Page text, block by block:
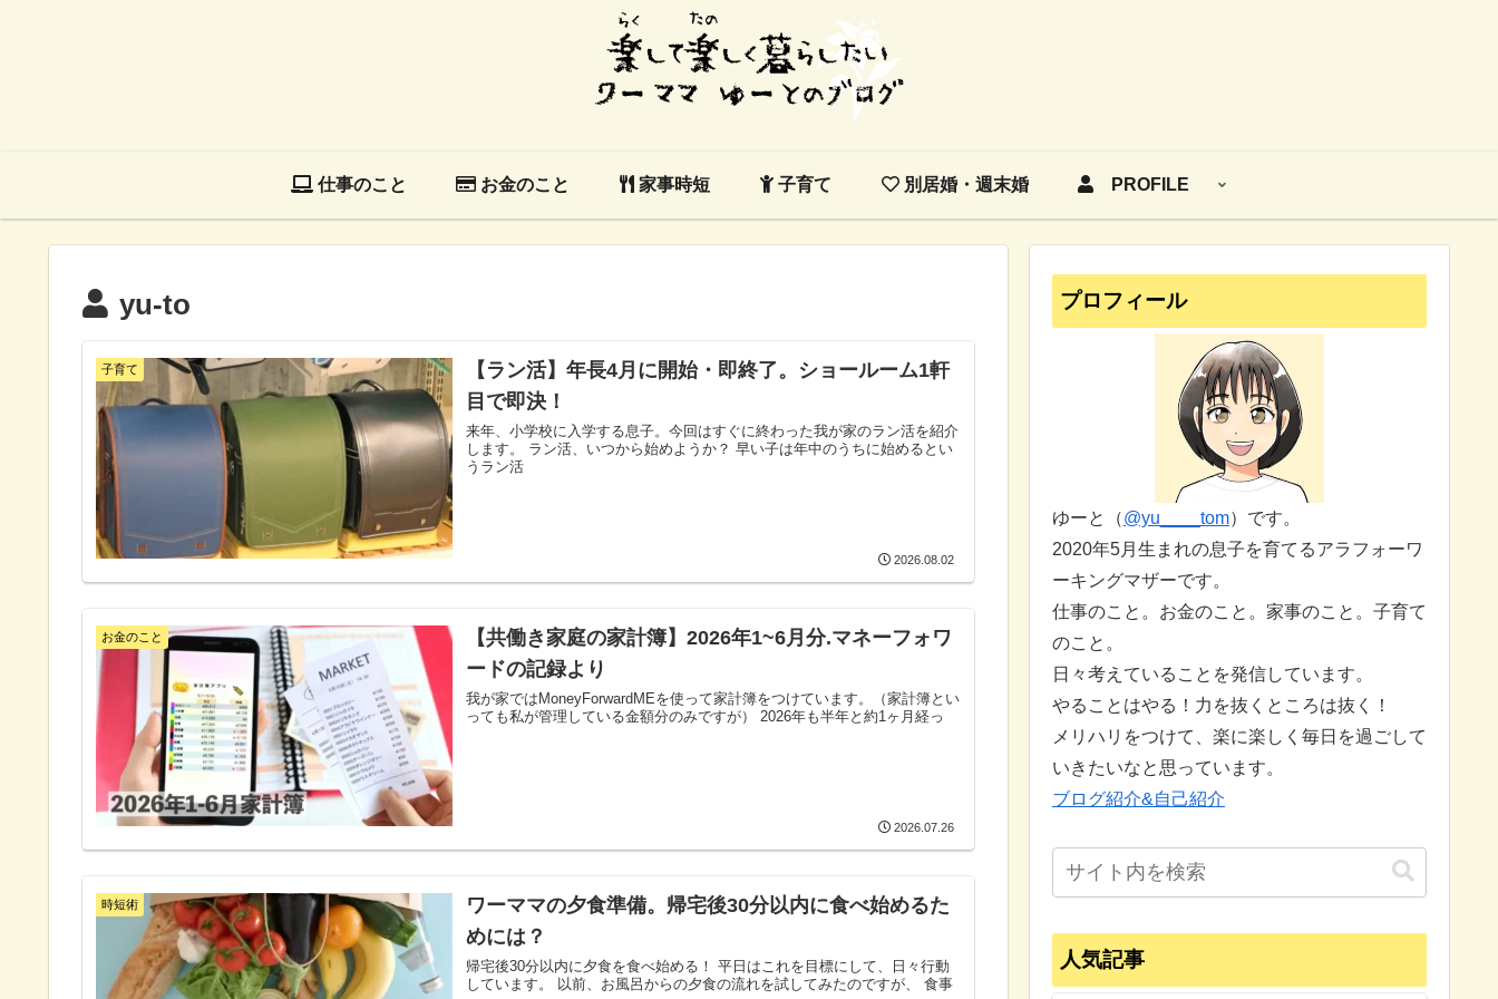
仕事のこと お金のこと 家事時短 子育て 別居婚・週末婚 PROFILE
yu-to
子育て
【ラン活】年長4月に開始・即終了。ショールーム1軒
目で即決！
来年、小学校に入学する息子。今回はすぐに終わった我が家のラン活を紹介
します。 ラン活、いつから始めようか？ 早い子は年中のうちに始めるとい
うラン活
2026.08.02
お金のこと
【共働き家庭の家計簿】2026年1~6月分.マネーフォワ
ードの記録より
我が家ではMoneyForwardMEを使って家計簿をつけています。（家計簿とい
っても私が管理している金額分のみですが） 2026年も半年と約1ヶ月経っ
2026.07.26
時短術
ワーママの夕食準備。帰宅後30分以内に食べ始めるた
めには？
帰宅後30分以内に夕食を食べ始める！ 平日はこれを目標にして、日々行動
しています。 以前、お風呂からの夕食の流れを試してみたのですが、 食事
プロフィール
ゆーと（@yu____tom）です。
2020年5月生まれの息子を育てるアラフォーワ
ーキングマザーです。
仕事のこと。お金のこと。家事のこと。子育て
のこと。
日々考えていることを発信しています。
やることはやる！力を抜くところは抜く！
メリハリをつけて、楽に楽しく毎日を過ごして
いきたいなと思っています。
ブログ紹介&自己紹介
人気記事